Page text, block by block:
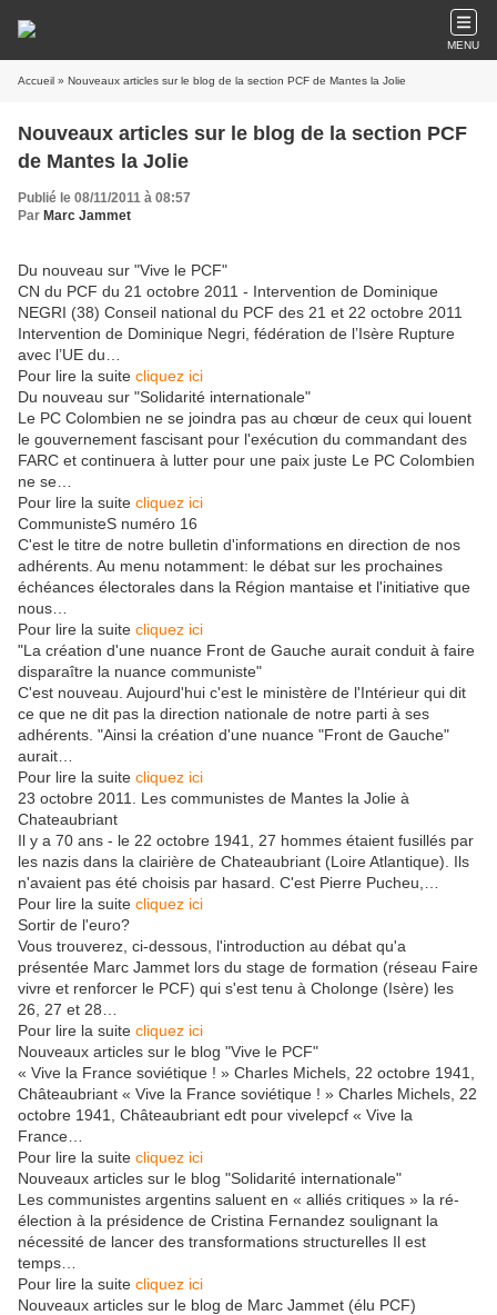
MENU
Accueil » Nouveaux articles sur le blog de la section PCF de Mantes la Jolie
Nouveaux articles sur le blog de la section PCF
de Mantes la Jolie
Publié le 08/11/2011 à 08:57
Par Marc Jammet
Du nouveau sur "Vive le PCF"
CN du PCF du 21 octobre 2011 - Intervention de Dominique
NEGRI (38) Conseil national du PCF des 21 et 22 octobre 2011
Intervention de Dominique Negri, fédération de l’Isère Rupture
avec l’UE du…
Pour lire la suite cliquez ici
Du nouveau sur "Solidarité internationale"
Le PC Colombien ne se joindra pas au chœur de ceux qui louent
le gouvernement fascisant pour l'exécution du commandant des
FARC et continuera à lutter pour une paix juste Le PC Colombien
ne se…
Pour lire la suite cliquez ici
CommunisteS numéro 16
C'est le titre de notre bulletin d'informations en direction de nos
adhérents. Au menu notamment: le débat sur les prochaines
échéances électorales dans la Région mantaise et l'initiative que
nous…
Pour lire la suite cliquez ici
"La création d'une nuance Front de Gauche aurait conduit à faire
disparaître la nuance communiste"
C'est nouveau. Aujourd'hui c'est le ministère de l'Intérieur qui dit
ce que ne dit pas la direction nationale de notre parti à ses
adhérents. "Ainsi la création d'une nuance "Front de Gauche"
aurait…
Pour lire la suite cliquez ici
23 octobre 2011. Les communistes de Mantes la Jolie à
Chateaubriant
Il y a 70 ans - le 22 octobre 1941, 27 hommes étaient fusillés par
les nazis dans la clairière de Chateaubriant (Loire Atlantique). Ils
n'avaient pas été choisis par hasard. C'est Pierre Pucheu,…
Pour lire la suite cliquez ici
Sortir de l'euro?
Vous trouverez, ci-dessous, l'introduction au débat qu'a
présentée Marc Jammet lors du stage de formation (réseau Faire
vivre et renforcer le PCF) qui s'est tenu à Cholonge (Isère) les
26, 27 et 28…
Pour lire la suite cliquez ici
Nouveaux articles sur le blog "Vive le PCF"
« Vive la France soviétique ! » Charles Michels, 22 octobre 1941,
Châteaubriant « Vive la France soviétique ! » Charles Michels, 22
octobre 1941, Châteaubriant edt pour vivelepcf « Vive la
France…
Pour lire la suite cliquez ici
Nouveaux articles sur le blog "Solidarité internationale"
Les communistes argentins saluent en « alliés critiques » la ré-
élection à la présidence de Cristina Fernandez soulignant la
nécessité de lancer des transformations structurelles Il est
temps…
Pour lire la suite cliquez ici
Nouveaux articles sur le blog de Marc Jammet (élu PCF)